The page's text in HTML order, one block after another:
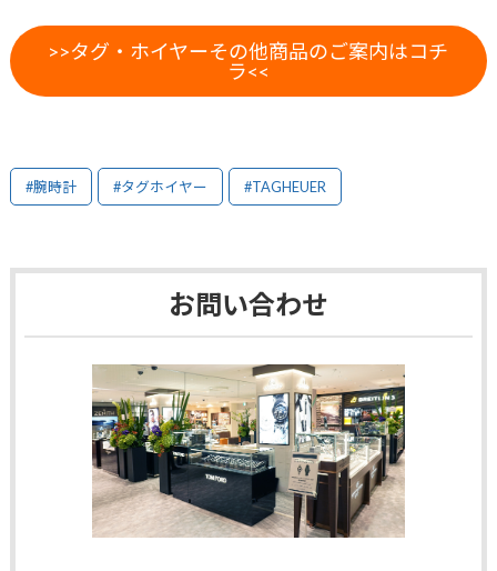
>>タグ・ホイヤーその他商品のご案内はコチ
ラ<<
#腕時計 #タグホイヤー #TAGHEUER
お問い合わせ